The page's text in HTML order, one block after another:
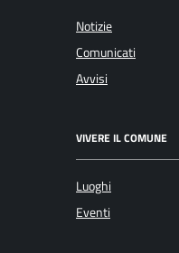
Notizie
Comunicati
Avvisi
VIVERE IL COMUNE
Luoghi
Eventi